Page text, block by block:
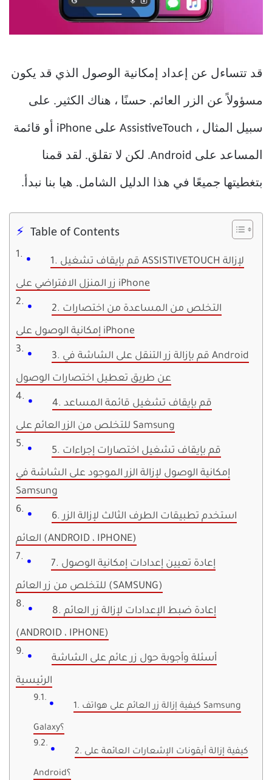
قد تتساءل عن إعداد إمكانية الوصول الذي قد يكون
مسؤولاً عن الزر العائم. حسنًا ، هناك الكثير. على
سبيل المثال ، AssistiveTouch على iPhone أو قائمة
المساعد على Android. لكن لا تقلق. لقد قمنا
بتغطيتها جميعًا في هذا الدليل الشامل. هيا بنا نبدأ.
Table of Contents
1. قم بإيقاف تشغيل ASSISTIVETOUCH لإزالة
زر المنزل الافتراضي على iPhone
2. التخلص من المساعدة من اختصارات
إمكانية الوصول على iPhone
3. قم بإزالة زر التنقل على الشاشة في Android
عن طريق تعطيل اختصارات الوصول
4. قم بإيقاف تشغيل قائمة المساعد
للتخلص من الزر العائم على Samsung
5. قم بإيقاف تشغيل اختصارات إجراءات
إمكانية الوصول لإزالة الزر الموجود على الشاشة في
Samsung
6. استخدم تطبيقات الطرف الثالث لإزالة الزر
العائم (ANDROID ، IPHONE)
7. إعادة تعيين إعدادات إمكانية الوصول
للتخلص من زر العائم (SAMSUNG)
8. إعادة ضبط الإعدادات لإزالة زر العائم
(ANDROID ، IPHONE)
أسئلة وأجوبة حول زر عائم على الشاشة
الرئيسية
1. كيفية إزالة زر العائم على هواتف Samsung
Galaxy؟
2. كيفية إزالة أيقونات الإشعارات العائمة على
Android؟